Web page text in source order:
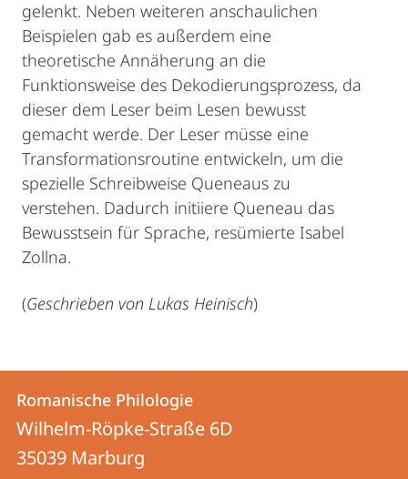
gelenkt. Neben weiteren anschaulichen
Beispielen gab es außerdem eine
theoretische Annäherung an die
Funktionsweise des Dekodierungsprozess, da
dieser dem Leser beim Lesen bewusst
gemacht werde. Der Leser müsse eine
Transformationsroutine entwickeln, um die
spezielle Schreibweise Queneaus zu
verstehen. Dadurch initiiere Queneau das
Bewusstsein für Sprache, resümierte Isabel
Zollna.
(Geschrieben von Lukas Heinisch)
Kontakt
und
Informationen
Kontaktinformationen
Romanische
Philologie
Romanische Philologie
Wilhelm-Röpke-Straße 6D
35039 Marburg